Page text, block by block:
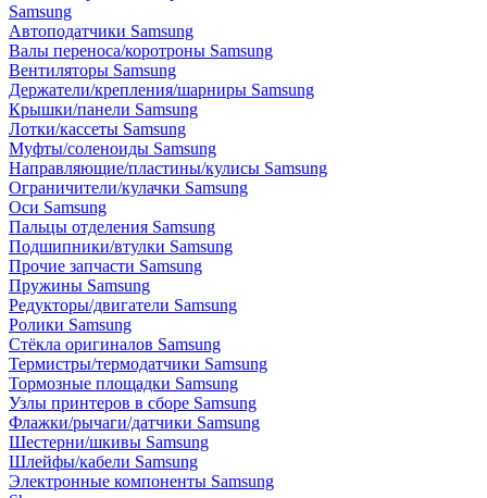
Samsung
Автоподатчики Samsung
Валы переноса/коротроны Samsung
Вентиляторы Samsung
Держатели/крепления/шарниры Samsung
Крышки/панели Samsung
Лотки/кассеты Samsung
Муфты/соленоиды Samsung
Направляющие/пластины/кулисы Samsung
Ограничители/кулачки Samsung
Оси Samsung
Пальцы отделения Samsung
Подшипники/втулки Samsung
Прочие запчасти Samsung
Пружины Samsung
Редукторы/двигатели Samsung
Ролики Samsung
Стёкла оригиналов Samsung
Термистры/термодатчики Samsung
Тормозные площадки Samsung
Узлы принтеров в сборе Samsung
Флажки/рычаги/датчики Samsung
Шестерни/шкивы Samsung
Шлейфы/кабели Samsung
Электронные компоненты Samsung